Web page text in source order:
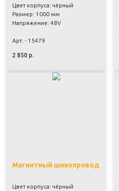
Цвет корпуса: чёрный
Размер: 1000 мм
Напряжение: 48V
Арт. - 15479
2 850 р.
Магнитный шинопровод
Цвет корпуса: чёрный